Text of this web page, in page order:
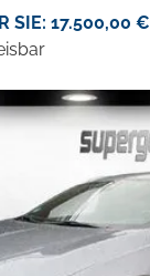
SIE: 17.500,00 €